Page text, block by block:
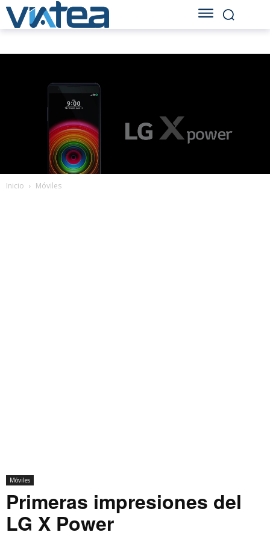
Inicio Móviles
Móviles
Primeras impresiones del
LG X Power